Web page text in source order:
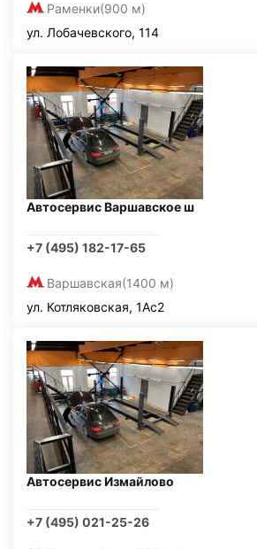
Раменки(900 м)
ул. Лобачевского, 114
Автосервис Варшавское ш
+7 (495) 182-17-65
Варшавская(1400 м)
ул. Котляковская, 1Ас2
Автосервис Измайлово
+7 (495) 021-25-26